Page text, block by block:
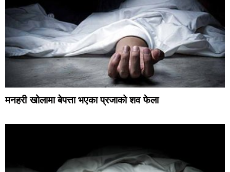
मनहरी खोलामा बेपत्ता भएका प्रजाको शव फेला